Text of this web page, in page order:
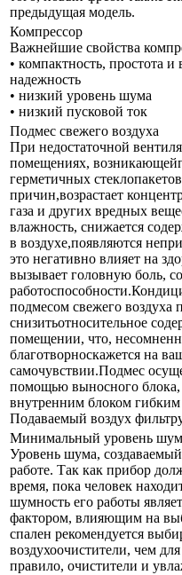
предыдущая модель.
Компрессор
Важнейшие свойства
• компактность, простота и
надежность
• низкий уровень шума
• низкий пусковой ток
Подмес свежего воздуха
При недостаточной
помещениях,
герметичных
причин,возрастает
газа и других вредных
влажность, снижается
в воздухе,появляются
это негативно влияет на
вызывает головную боль,
подмесом свежего воздуха
снизитьотносительное
помещении, что,
благотворноскажется на
самочувствии.Подмес
помощью выносного блока,
внутренним блоком
Подаваемый воздух
Минимальный уровень
Уровень шума,
работе. Так как прибор
время, пока человек
шумность его работы
фактором, влияющим на
спален рекомендуется
воздухоочистители, чем
правило, очистители и